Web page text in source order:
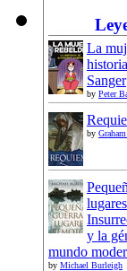
La
Sanger
by Peter
by
y la
mundo
by Michael Burleigh